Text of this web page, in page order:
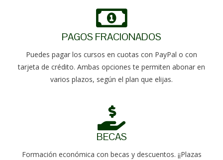
PAGOS FRACIONADOS
Puedes pagar los cursos en cuotas con PayPal o con
tarjeta de crédito. Ambas opciones te permiten abonar en
varios plazos, según el plan que elijas.
BECAS
Formación económica con becas y descuentos. ¡¡Plazas